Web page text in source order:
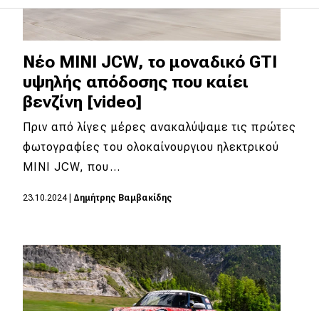
Main navigation
Επικαιρότητα
Νέα μοντέλα
Πρωτότυπα
Ελλάδα
Κόσμος
Απόψεις
Νέο MINI JCW, το μοναδικό GTI
υψηλής απόδοσης που καίει
βενζίνη [video]
Πριν από λίγες μέρες ανακαλύψαμε τις πρώτες
φωτογραφίες του ολοκαίνουργιου ηλεκτρικού
MINI JCW, που…
23.10.2024| Δημήτρης Βαμβακίδης